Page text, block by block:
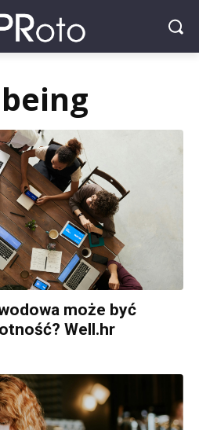
może być
Well.hr